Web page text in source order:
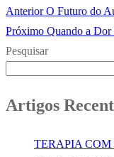
Navegação
de
Post
Anterior Post
anterior:
O Futuro do
Próximo Próximo
post:
Quando a
Pesquisar
Artigos
TERAPIA